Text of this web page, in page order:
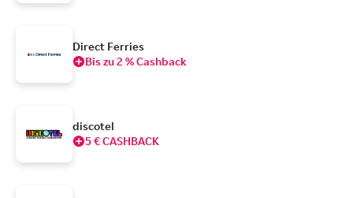
Direct Ferries
Bis zu 2 % Cashback
discotel
5 € CASHBACK